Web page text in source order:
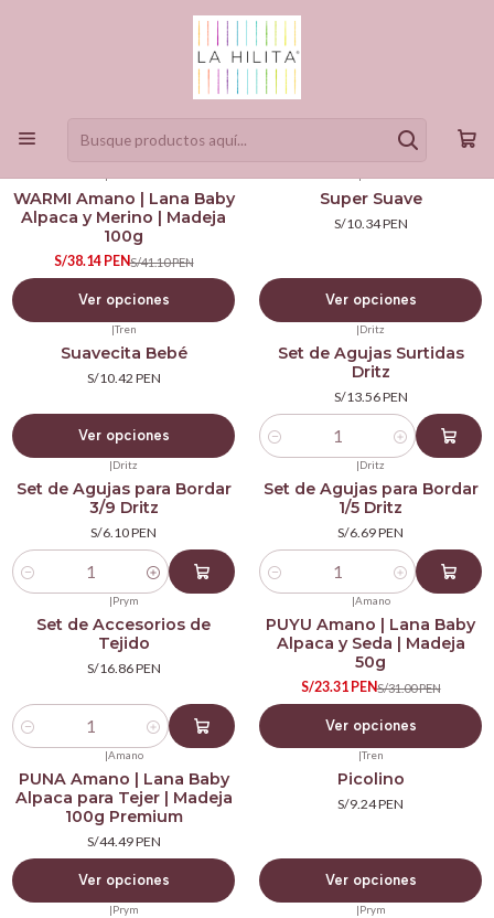
Productos
-7%
OFF
WARMI Amano | Lana Baby
Alpaca y Merino | Madeja
100g
S/38.14 PENS/41.10 PEN
Ver opciones
Super Suave
S/10.34 PEN
Ver opciones
|Tren
Suavecita Bebé
S/10.42 PEN
Ver opciones
|Dritz
Set de Agujas Surtidas
Dritz
S/13.56 PEN
Cantidad
|Dritz
Set de Agujas para Bordar
3/9 Dritz
S/6.10 PEN
Cantidad
|Dritz
Set de Agujas para Bordar
1/5 Dritz
S/6.69 PEN
Cantidad
|Prym
Set de Accesorios de
Tejido
S/16.86 PEN
Cantidad
-25%
OFF
|Amano
PUYU Amano | Lana Baby
Alpaca y Seda | Madeja
50g
S/23.31 PENS/31.00 PEN
Ver opciones
|Amano
PUNA Amano | Lana Baby
Alpaca para Tejer | Madeja
100g Premium
S/44.49 PEN
Ver opciones
|Tren
Picolino
S/9.24 PEN
Ver opciones
|Prym |Prym